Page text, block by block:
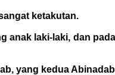
ketakutan.
anak laki-laki, dan
yang kedua